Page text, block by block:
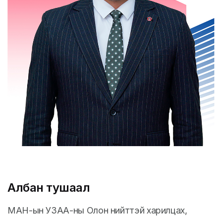
Албан тушаал
МАН-ын УЗАА-ны Олон нийттэй харилцах,